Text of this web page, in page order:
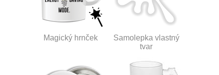
Magický hrnček
Samolepka vlastný
tvar